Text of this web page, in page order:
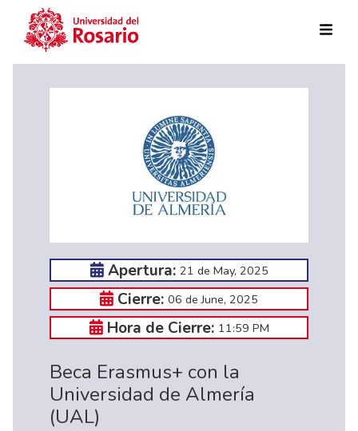
Apertura: 21 de May, 2025
Cierre: 06 de June, 2025
Hora de Cierre: 11:59 PM
Beca Erasmus+ con la
Universidad de Almería
(UAL)